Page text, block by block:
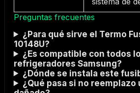
Preguntas frecuentes
¿Para qué sirve el Termo
10148U?
¿Es compatible con todos
refrigeradores Samsung?
¿Dónde se instala este
¿Qué pasa si no reemplazo